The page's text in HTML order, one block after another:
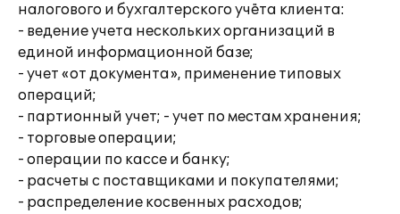
налогового и бухгалтерского учёта клиента:
- ведение учета нескольких организаций в
единой информационной базе;
- учет «от документа», применение типовых
операций;
- партионный учет; - учет по местам хранения;
- торговые операции;
- операции по кассе и банку;
- расчеты с поставщиками и покупателями;
- распределение косвенных расходов;